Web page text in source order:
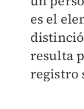
es el
resulta
registro